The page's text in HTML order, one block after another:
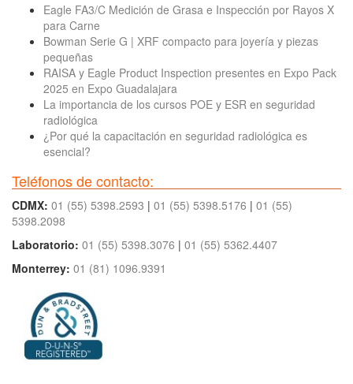
Eagle FA3/C Medición de Grasa e Inspección por Rayos X
para Carne
Bowman Serie G | XRF compacto para joyería y piezas
pequeñas
RAISA y Eagle Product Inspection presentes en Expo Pack
2025 en Expo Guadalajara
La importancia de los cursos POE y ESR en seguridad
radiológica
¿Por qué la capacitación en seguridad radiológica es
esencial?
Teléfonos de contacto:
CDMX: 01 (55) 5398.2593 | 01 (55) 5398.5176 | 01 (55)
5398.2098
Laboratorio: 01 (55) 5398.3076 | 01 (55) 5362.4407
Monterrey: 01 (81) 1096.9391